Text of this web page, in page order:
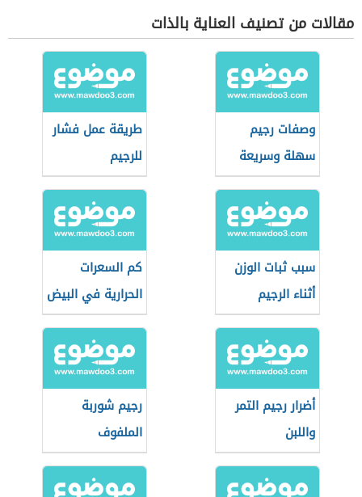
مقالات من تصنيف العناية بالذات
وصفات رجيم
سهلة وسريعة
المفعول
طريقة عمل فشار
للرجيم
سبب ثبات الوزن
أثناء الرجيم
كم السعرات
الحرارية في البيض
أضرار رجيم التمر
واللبن
رجيم شوربة
الملفوف